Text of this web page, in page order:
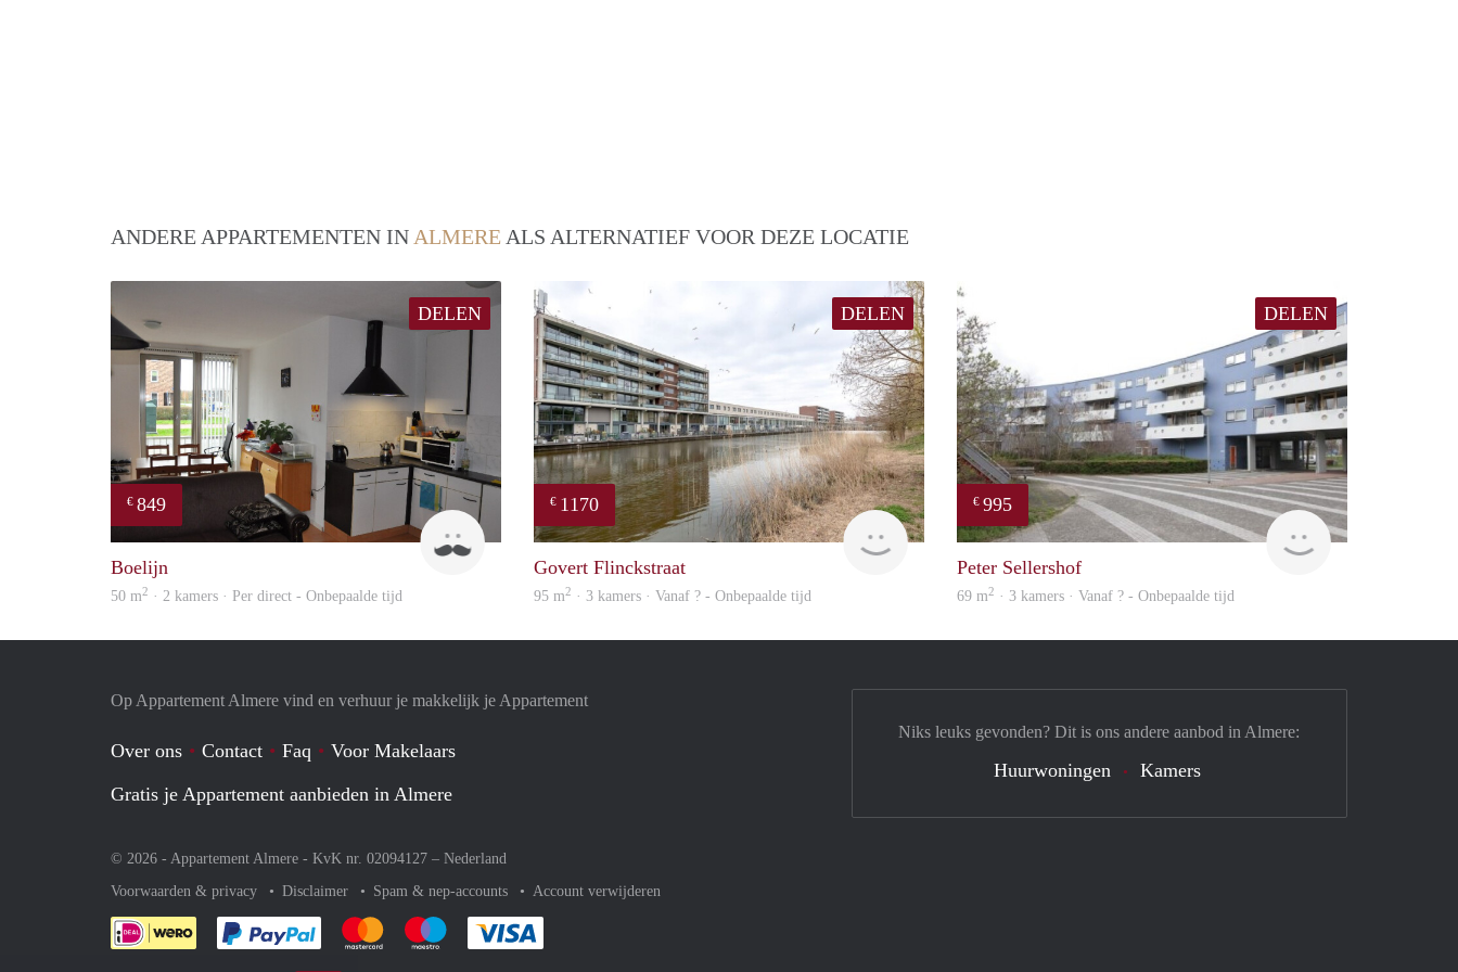
ANDERE APPARTEMENTEN IN ALMERE ALS ALTERNATIEF VOOR DEZE LOCATIE
DELEN
€ 849
Boelijn
50 m2 · 2 kamers · Per direct - Onbepaalde tijd
DELEN
€ 1170
Woning
Govert Flinckstraat
95 m2 · 3 kamers · Vanaf ? - Onbepaalde tijd
DELEN
€ 995
finder
Peter Sellershof
69 m2 · 3 kamers · Vanaf ? - Onbepaalde tijd
Op Appartement Almere vind en verhuur je makkelijk je Appartement
Over ons Contact Faq
Voor Makelaars
Gratis je Appartement aanbieden in Almere
© 2026 - Appartement Almere - KvK nr. 02094127 – Nederland
Voorwaarden & privacy
Disclaimer Spam & nep-accounts Account verwijderen
Je rekent gemakkelijk af met Paypal
Je rekent gemakkelijk af met Mastercard
Je rekent gemakkelijk af met Meastro
Niks leuks gevonden? Dit is ons andere aanbod in Almere:
Huurwoningen Kamers